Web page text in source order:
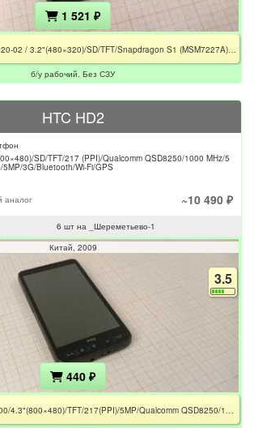
1 521 ₽
б/у рабочий. Без СЗУ
HTC HD2
SD/TFT/217 (PPI)/Qualcomm QSD8250/1000 MHz/5
5MP/3G/Bluetooth/Wi-Fi/GPS
аналог ~10 490 ₽
6 шт на _Шереметьево-1
Китай 2009
3.5
440 ₽
HD2/99HJY014-00/4.3"(800×480)/TFT/217(PPI)/5MP/Qualcomm QSD8250/1000 MHz/Bluetooth, Wi-Fi/Без АКБ/ Не работает Тач-Скрин